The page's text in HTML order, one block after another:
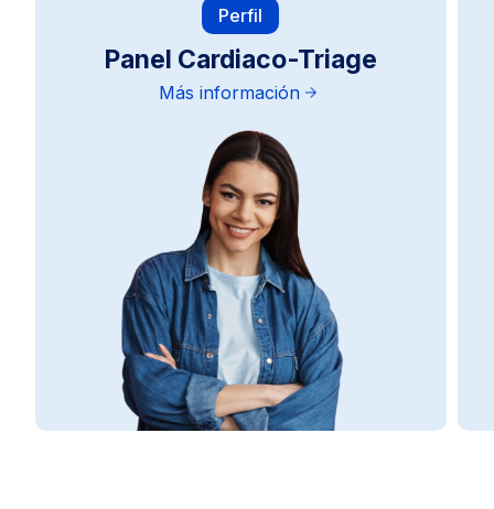
Perfil
Panel Cardiaco-Triage
Más información